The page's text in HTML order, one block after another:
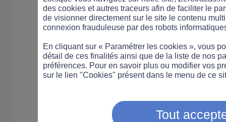
mais pas de tout repos.
des voitures en milieu
attention et
qui seules permettent
déplacement très
des cookies et autres traceurs afin de faciliter le
de visionner directement sur le site le contenu
connexion frauduleuse par des robots
En cliquant sur « Paramétrer les cookies », vous
détail de ces finalités ainsi que de la liste de nos
préférences. Pour en savoir plus ou modifier vos
sur le lien "Cookies" présent dans le menu de ce
Tout